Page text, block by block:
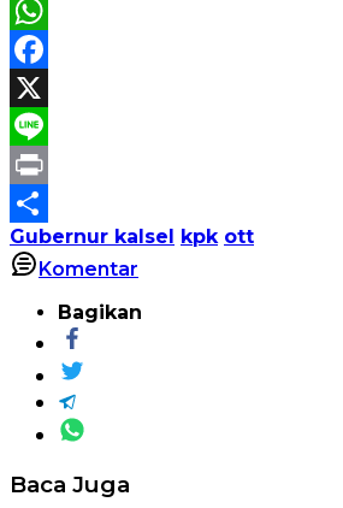
WhatsApp
Facebook
X
Line
Print
Share
Gubernur kalsel kpk ott
Komentar
Bagikan
Baca Juga